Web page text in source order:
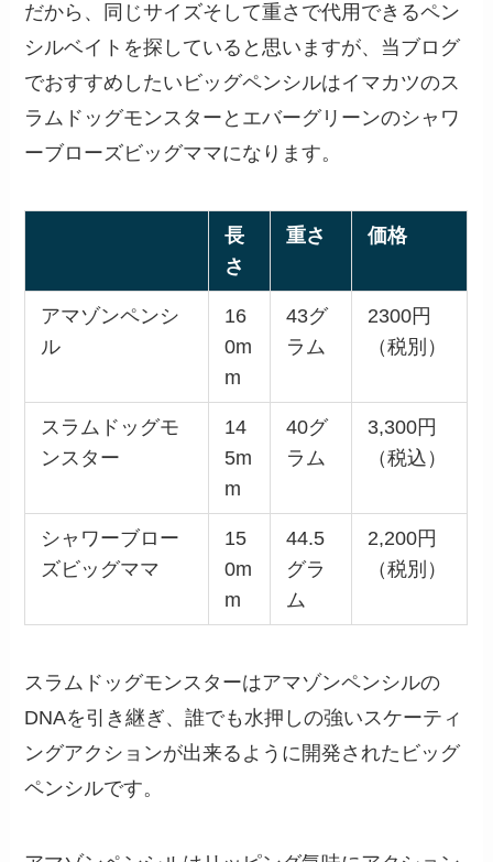
だから、同じサイズそして重さで代用できるペン
シルベイトを探していると思いますが、当ブログ
でおすすめしたいビッグペンシルはイマカツのス
ラムドッグモンスターとエバーグリーンのシャワ
ーブローズビッグママになります。
長
さ
重さ 価格
アマゾンペンシ
ル
16
0m
m
43グ
ラム
2300円
（税別）
スラムドッグモ
ンスター
14
5m
m
40グ
ラム
3,300円
（税込）
シャワーブロー
ズビッグママ
15
0m
m
44.5
グラ
ム
2,200円
（税別）
スラムドッグモンスターはアマゾンペンシルの
DNAを引き継ぎ、誰でも水押しの強いスケーティ
ングアクションが出来るように開発されたビッグ
ペンシルです。